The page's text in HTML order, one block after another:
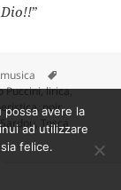
”
musica
Puccini,lirica,
,noir,
Sardou, Tosca
di Puccini: un crimine
avere la
ad utilizzare
felice.